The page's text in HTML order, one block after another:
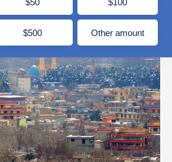
$50 $100
$500 Other amount